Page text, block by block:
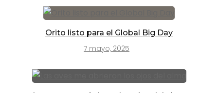
Orito listo para el Global Big Day
7 mayo, 2025